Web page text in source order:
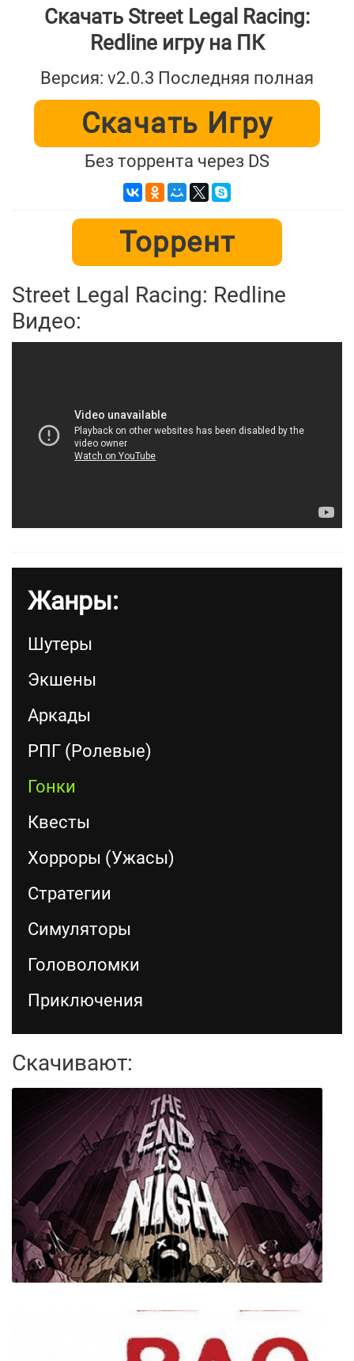
Скачать Street Legal Racing:
Redline игру на ПК
Версия: v2.0.3 Последняя полная
Скачать Игру
Без торрента через DS
Торрент
Street Legal Racing: Redline
Видео:
Жанры:
Шутеры
Экшены
Аркады
РПГ (Ролевые)
Гонки
Квесты
Хорроры (Ужасы)
Стратегии
Симуляторы
Головоломки
Приключения
Скачивают: